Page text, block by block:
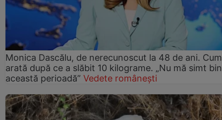
Monica Dascălu, de nerecunoscut la 48 de ani. Cum
arată după ce a slăbit 10 kilograme. „Nu mă simt
această perioadă” Vedete românești